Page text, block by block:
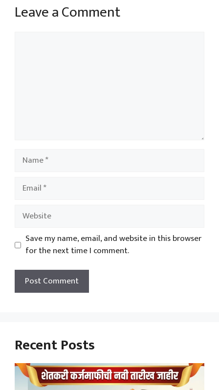
Leave a Comment
Name
Email
Website
Save my name, email, and website in this browser
for the next time I comment.
Recent Posts